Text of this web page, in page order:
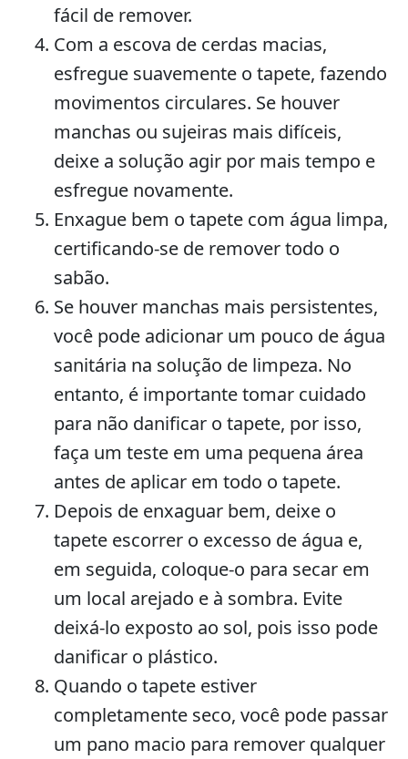
fácil de remover.
Com a escova de cerdas macias,
esfregue suavemente o tapete, fazendo
movimentos circulares. Se houver
manchas ou sujeiras mais difíceis,
deixe a solução agir por mais tempo e
esfregue novamente.
Enxague bem o tapete com água limpa,
certificando-se de remover todo o
sabão.
Se houver manchas mais persistentes,
você pode adicionar um pouco de água
sanitária na solução de limpeza. No
entanto, é importante tomar cuidado
para não danificar o tapete, por isso,
faça um teste em uma pequena área
antes de aplicar em todo o tapete.
Depois de enxaguar bem, deixe o
tapete escorrer o excesso de água e,
em seguida, coloque-o para secar em
um local arejado e à sombra. Evite
deixá-lo exposto ao sol, pois isso pode
danificar o plástico.
Quando o tapete estiver
completamente seco, você pode passar
um pano macio para remover qualquer